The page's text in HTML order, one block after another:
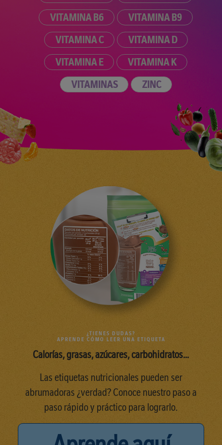
VITAMINA B6
VITAMINA B9
VITAMINA C
VITAMINA D
VITAMINA E
VITAMINA K
VITAMINAS
ZINC
¿TIENES DUDAS?
APRENDE CÓMO LEER UNA ETIQUETA
Calorías, grasas, azúcares, carbohidratos…
Las etiquetas nutricionales pueden ser
abrumadoras ¿verdad? Conoce nuestro paso a
paso rápido y práctico para lograrlo.